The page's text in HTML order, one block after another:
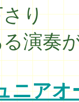
り
演奏
ニアオ